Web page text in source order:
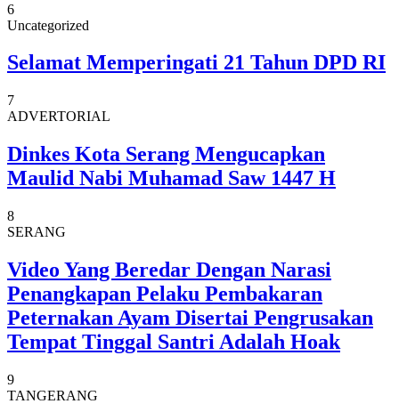
6
Uncategorized
Selamat Memperingati 21 Tahun DPD RI
7
ADVERTORIAL
Dinkes Kota Serang Mengucapkan
Maulid Nabi Muhamad Saw 1447 H
8
SERANG
Video Yang Beredar Dengan Narasi
Penangkapan Pelaku Pembakaran
Peternakan Ayam Disertai Pengrusakan
Tempat Tinggal Santri Adalah Hoak
9
TANGERANG